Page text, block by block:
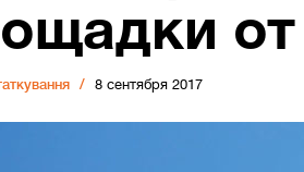
8 сентября 2017